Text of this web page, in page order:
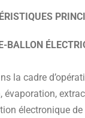
BALLON
la cadre
évaporation,
électronique de